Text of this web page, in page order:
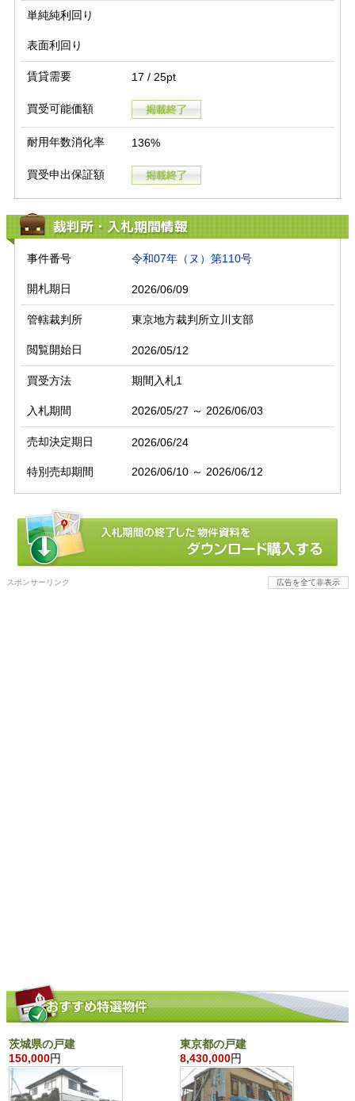
単純純利回り
表面利回り
賃貸需要 17 / 25pt
買受可能価額
耐用年数消化率 136%
買受申出保証額
裁判所・入札期間情報
事件番号 令和07年（ヌ）第110号
開札期日 2026/06/09
管轄裁判所 東京地方裁判所立川支部
閲覧開始日 2026/05/12
買受方法 期間入札1
入札期間 2026/05/27 ～ 2026/06/03
売却決定期日 2026/06/24
特別売却期間 2026/06/10 ～ 2026/06/12
スポンサーリンク 広告を全て非表示
茨城県の戸建
150,000円
東京都の戸建
8,430,000円